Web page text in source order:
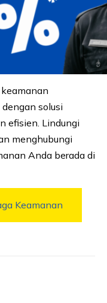
solusi
efisien. Lindungi
menghubungi
Anda berada di
Keamanan